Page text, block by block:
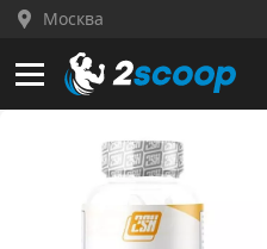
Москва